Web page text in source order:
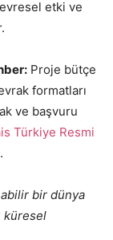
etki ve
Proje bütçe
formatları
ve başvuru
Türkiye Resmi
bir dünya
küresel